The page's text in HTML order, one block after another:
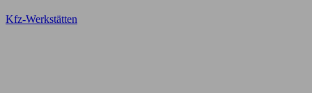
Kfz-Werkstätten